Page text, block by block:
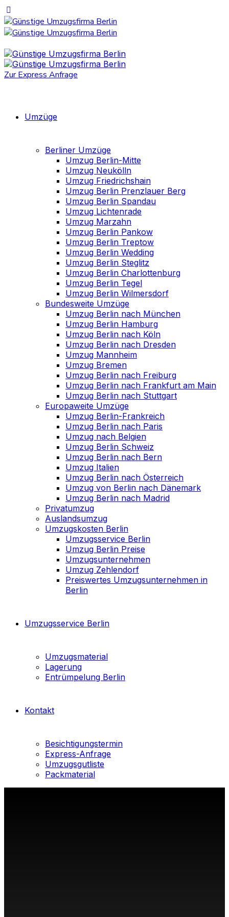
Zur Express Anfrage
Umzüge
Berliner Umzüge
Umzug Berlin-Mitte
Umzug Neukölln
Umzug Friedrichshain
Umzug Berlin Prenzlauer Berg
Umzug Berlin Spandau
Umzug Lichtenrade
Umzug Marzahn
Umzug Berlin Pankow
Umzug Berlin Treptow
Umzug Berlin Wedding
Umzug Berlin Steglitz
Umzug Berlin Charlottenburg
Umzug Berlin Tegel
Umzug Berlin Wilmersdorf
Bundesweite Umzüge
Umzug Berlin nach München
Umzug Berlin Hamburg
Umzug Berlin nach Köln
Umzug Berlin nach Dresden
Umzug Mannheim
Umzug Bremen
Umzug Berlin nach Freiburg
Umzug Berlin nach Frankfurt am Main
Umzug Berlin nach Stuttgart
Europaweite Umzüge
Umzug Berlin-Frankreich
Umzug Berlin nach Paris
Umzug nach Belgien
Umzug Berlin Schweiz
Umzug Berlin nach Bern
Umzug Italien
Umzug Berlin nach Österreich
Umzug von Berlin nach Dänemark
Umzug Berlin nach Madrid
Privatumzug
Auslandsumzug
Umzugskosten Berlin
Umzugsservice Berlin
Umzug Berlin Preise
Umzugsunternehmen
Umzug Zehlendorf
Preiswertes Umzugsunternehmen in
Berlin
Umzugsservice Berlin
Umzugsmaterial
Lagerung
Entrümpelung Berlin
Kontakt
Besichtigungstermin
Express-Anfrage
Umzugsgutliste
Packmaterial